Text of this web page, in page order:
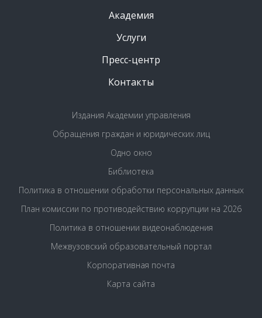
Академия
Услуги
Пресс-центр
Контакты
Издания Академии управления
Обращения граждан и юридических лиц
Одно окно
Библиотека
Политика в отношении обработки персональных данных
План комиссии по противодействию коррупции на 2026
Политика в отношении видеонаблюдения
Межвузовский образовательный портал
Корпоративная почта
Карта сайта